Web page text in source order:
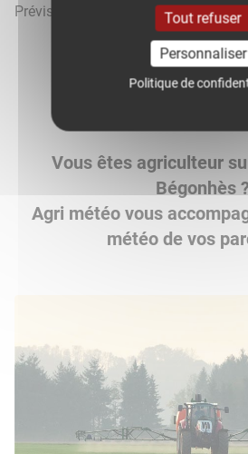
Prévisions météo mises à jour le 9
Vous êtes agriculteur
Bégonhès ?
Agri météo vous
météo de vos
Tout refuser
Personnaliser
Politique de